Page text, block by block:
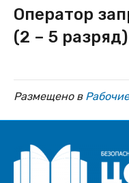
Оператор
(2 – 5 разряд)
Размещено в